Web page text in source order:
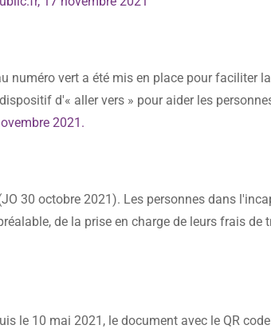
vert a été mis en place pour faciliter
d'« aller vers » pour aider les
2021 .
30 octobre 2021). Les personnes dans
de la prise en charge de leurs frais
le 10 mai 2021, le document avec le QR